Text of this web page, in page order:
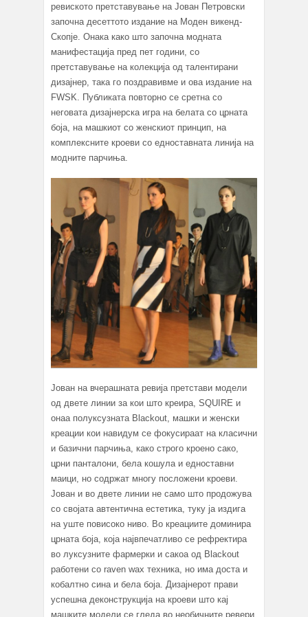
ревиското претставување на Јован Петровски
започна десеттото издание на Моден викенд-
Скопје. Онака како што започна модната
манифестација пред пет години, со
претставување на колекција од талентирани
дизајнер, така го поздравивме и ова издание на
FWSK. Публиката повторно се сретна со
неговата дизајнерска игра на белата со црната
боја, на машкиот со женскиот принцип, на
комплексните кроеви со едноставната линија на
модните парчиња.
Јован на вчерашната ревија претстави модели
од двете линии за кои што креира, SQUIRE и
онаа полуксузната Blackout, машки и женски
креации кои навидум се фокусираат на класични
и базични парчиња, како строго кроено сако,
црни панталони, бела кошула и едноставни
маици, но содржат многу посложени кроеви.
Јован и во двете линии не само што продожува
со својата автентична естетика, туку ја издига
на уште повисоко ниво. Во креациите доминира
црната боја, која највпечатливо се рефректира
во луксузните фармерки и сакоа од Blackout
работени со raven wax техника, но има доста и
кобалтно сина и бела боја. Дизајнерот прави
успешна деконструкција на кроеви што кај
машките модели се гледа во необичните ревери